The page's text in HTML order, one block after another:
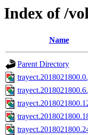
Index of /
Name
Parent Directory